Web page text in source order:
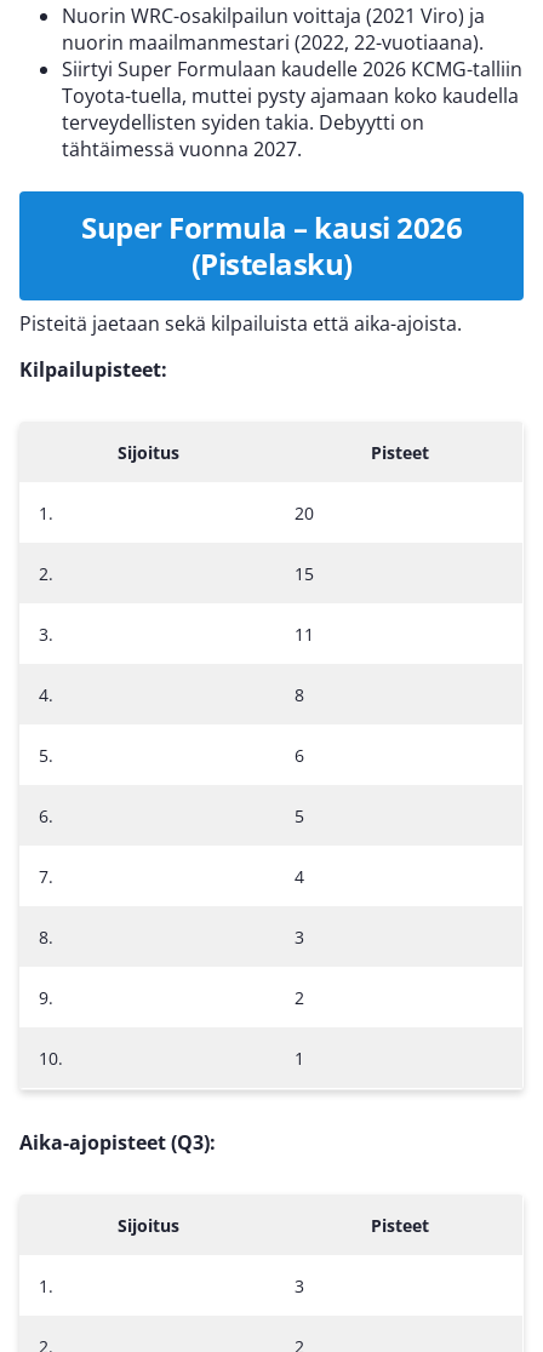
Nuorin WRC-osakilpailun voittaja (2021 Viro) ja
nuorin maailmanmestari (2022, 22-vuotiaana).
Siirtyi Super Formulaan kaudelle 2026 KCMG-talliin
Toyota-tuella, muttei pysty ajamaan koko kaudella
terveydellisten syiden takia. Debyytti on
tähtäimessä vuonna 2027.
Super Formula – kausi 2026
(Pistelasku)
Pisteitä jaetaan sekä kilpailuista että aika-ajoista.
Kilpailupisteet:
Sijoitus Pisteet
1. 20
2. 15
3. 11
4. 8
5. 6
6. 5
7. 4
8. 3
9. 2
10. 1
Aika-ajopisteet (Q3):
Sijoitus Pisteet
1. 3
2. 2